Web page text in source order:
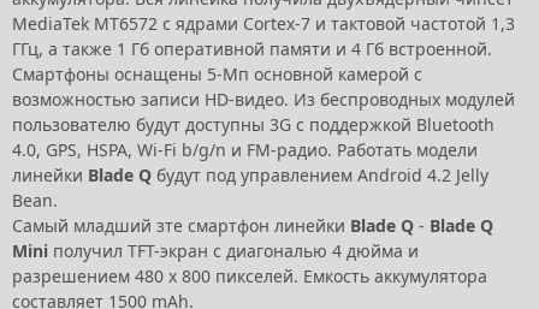
MediaTek MT6572 с ядрами Cortex-7 и тактовой частотой 1,3
ГГц, а также 1 Гб оперативной памяти и 4 Гб встроенной.
Смартфоны оснащены 5-Мп основной камерой с
возможностью записи HD-видео. Из беспроводных модулей
пользователю будут доступны 3G с поддержкой Bluetooth
4.0, GPS, HSPA, Wi-Fi b/g/n и FM-радио. Работать модели
линейки Blade Q будут под управлением Android 4.2 Jelly
Bean.
Самый младший зте смартфон линейки Blade Q - Blade Q
Mini получил TFT-экран с диагональю 4 дюйма и
разрешением 480 х 800 пикселей. Емкость аккумулятора
составляет 1500 mAh.